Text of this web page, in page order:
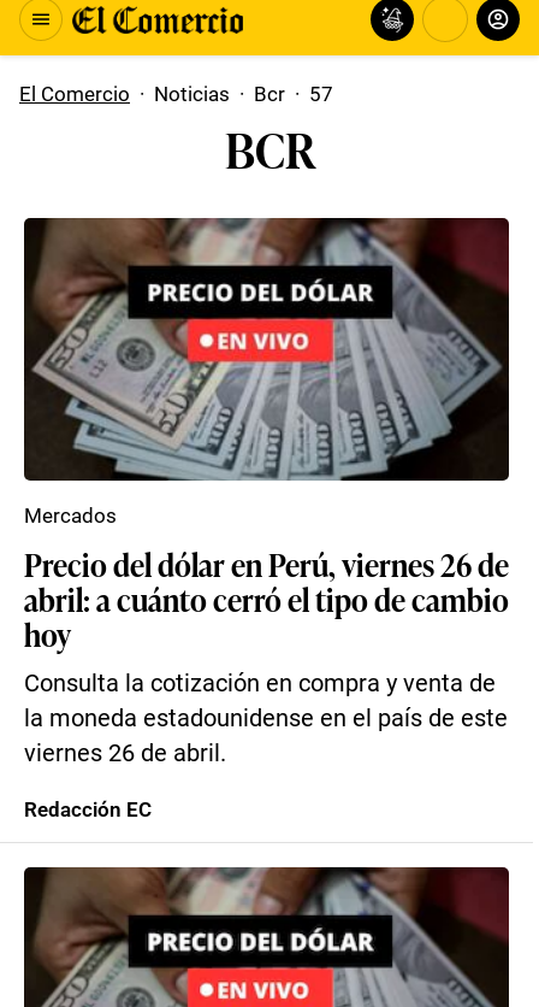
El Comercio · Noticias · Bcr · 57
BCR
Precio del dólar en Perú, viernes 26 de
abril: a cuánto cerró el tipo de cambio
hoy
Consulta la cotización en compra y venta de
la moneda estadounidense en el país de este
viernes 26 de abril.
Mercados
Redacción EC